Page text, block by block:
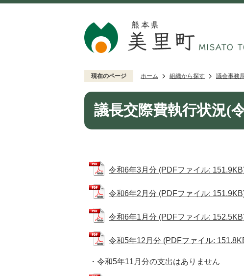
現在のページ ホーム 組織から探す 議会事務
議長交際費執行状況(
令和6年3月分 (PDFファイル:
令和6年2月分 (PDFファイル:
令和6年1月分 (PDFファイル:
令和5年12月分 (PDFファイル:
・令和5年11月分の支出はありません